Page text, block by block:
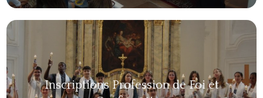
Inscriptions Profession de Foi et